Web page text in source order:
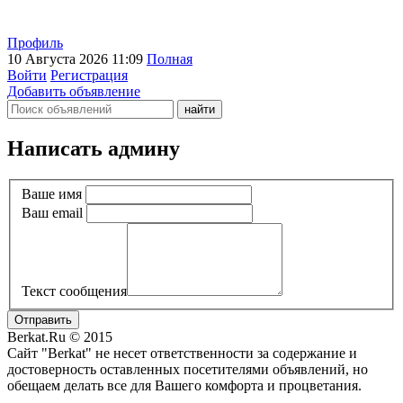
Профиль
10 Августа 2026 11:09 Полная
Войти Регистрация
Добавить объявление
Написать админу
Ваше имя
Ваш email
Текст сообщения
Отправить
Berkat.Ru © 2015
Сайт "Berkat" не несет ответственности за содержание и
достоверность оставленных посетителями объявлений, но
обещаем делать все для Вашего комфорта и процветания.